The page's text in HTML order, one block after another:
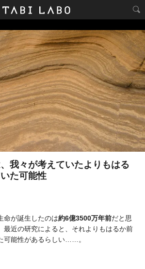
我々が考えていたよりもはる
た可能性
命が誕生したのは約6億3500万年前だと思
最近の研究によると、それよりもはるか前
可能性があるらしい……。